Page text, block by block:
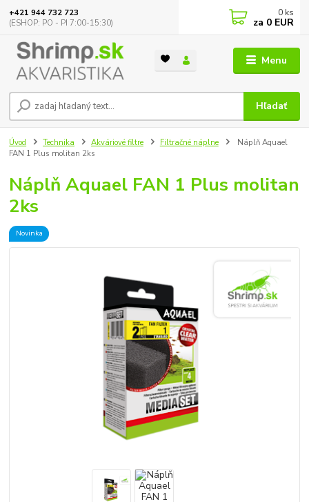
Menu
Hľadať
+421 944 732 723
(ESHOP: PO - PI 7:00-15:30)
0 ks
za 0 EUR
Úvod Technika Akváriové filtre Filtračné náplne
Náplň Aquael
FAN 1 Plus molitan 2ks
Náplň Aquael FAN 1 Plus molitan
2ks
Novinka